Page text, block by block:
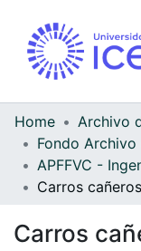
Home
Carros